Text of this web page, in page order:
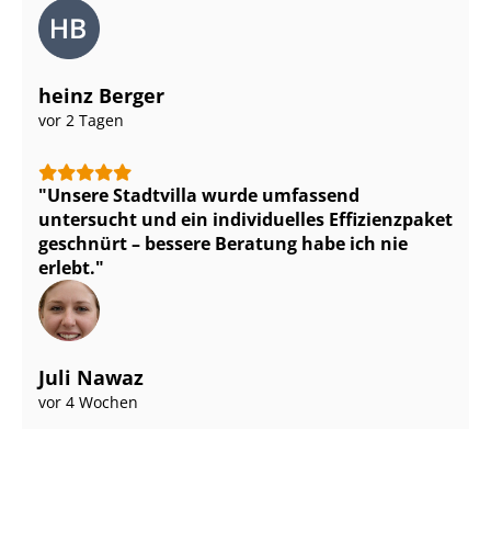
heinz Berger
vor 2 Tagen
Unsere Stadtvilla wurde umfassend
untersucht und ein individuelles Effizienzpaket
geschnürt – bessere Beratung habe ich nie
erlebt.
Juli Nawaz
vor 4 Wochen